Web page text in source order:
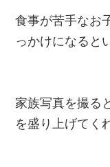
食事が苦手なお
っかけになると
家族写真を撮る
を盛り上げてく